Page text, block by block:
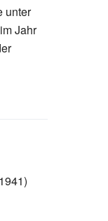
unter
Jahr